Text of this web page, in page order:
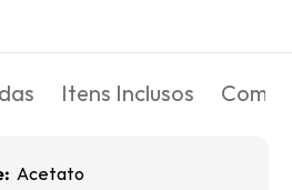
Itens Inclusos Como
Acetato